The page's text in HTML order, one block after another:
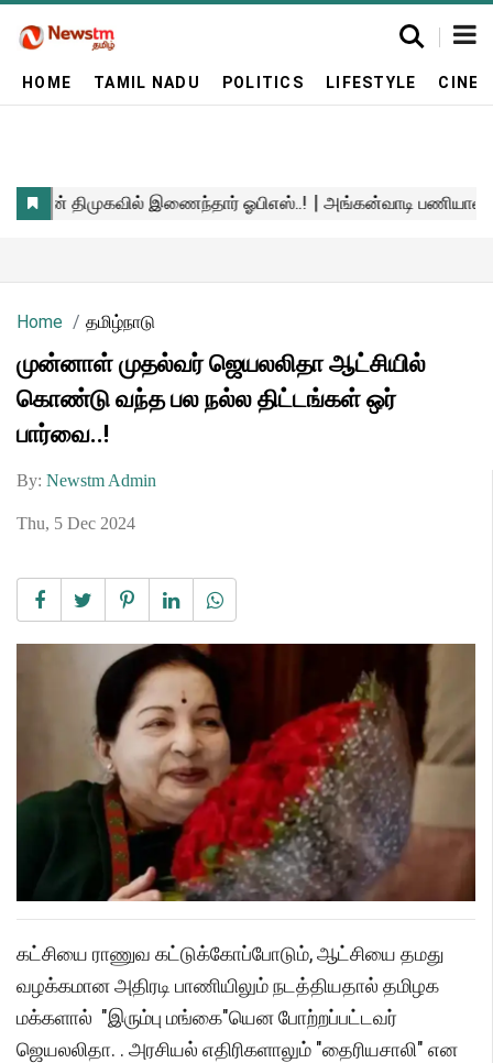
HOME TAMIL NADU POLITICS LIFESTYLE
Home தமிழ்நாடு
முன்னாள் முதல்வர் ஜெயலலிதா ஆட்சியில்
கொண்டு வந்த பல நல்ல திட்டங்கள் ஒர்
பார்வை..!
By: Newstm Admin
Thu, 5 Dec 2024
கட்சியை ராணுவ கட்டுக்கோப்போடும், ஆட்சியை தமது
வழக்கமான அதிரடி பாணியிலும் நடத்தியதால் தமிழக
மக்களால் "இரும்பு மங்கை"யென போற்றப்பட்டவர்
ஜெயலலிதா. . அரசியல் எதிரிகளாலும் "தைரியசாலி" என